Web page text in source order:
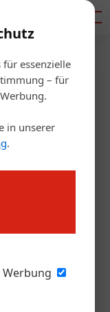
für essenzielle
– für
in unserer
.
11.02.2016, 08:56 Uhr
österreichisch
Menü“ für 66
und
Lokalen